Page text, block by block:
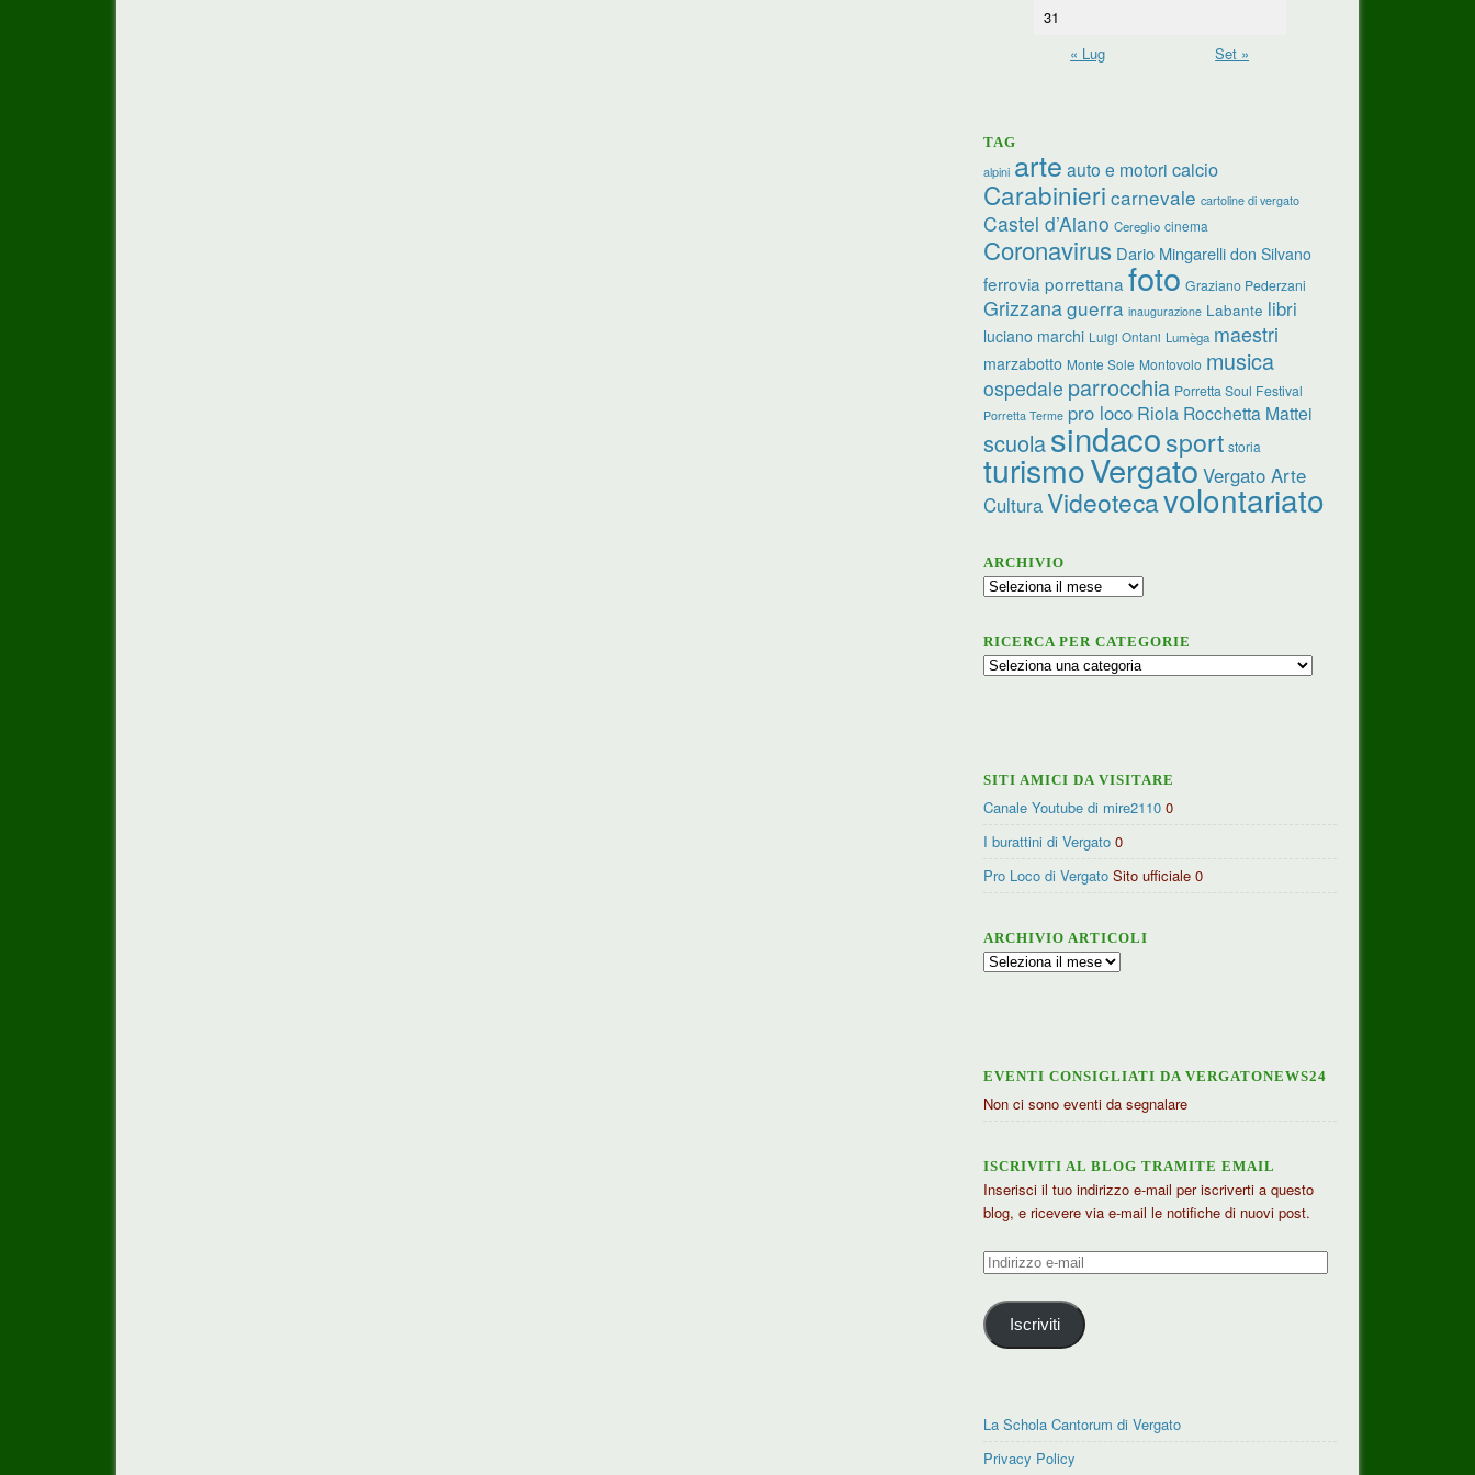
31
« Lug
Set »
TAG
alpini arte auto e motori calcio
Carabinieri carnevale cartoline di vergato
Castel d’Aiano Cereglio cinema
Coronavirus Dario Mingarelli don Silvano
ferrovia porrettana foto Graziano Pederzani
Grizzanaguerra inaugurazione Labante libri
luciano marchi Luigi Ontani Lumèga maestri
marzabotto Monte Sole Montovolo musica
ospedale parrocchia Porretta Soul Festival
Porretta Terme pro loco Riola Rocchetta Mattei
scuolasindacosport storia
turismoVergato Vergato Arte
CulturaVideotecavolontariato
ARCHIVIO
Archivio
RICERCA PER CATEGORIE
Ricerca
SITI AMICI DA VISITARE
Canale Youtube di mire2110 0
I burattini di Vergato 0
Pro Loco di Vergato Sito ufficiale 0
ARCHIVIO ARTICOLI
Archivio
EVENTI CONSIGLIATI DA VERGATONEWS24
Non ci sono eventi da segnalare
ISCRIVITI AL BLOG TRAMITE EMAIL
Inserisci il tuo indirizzo e-mail per iscriverti a questo
blog, e ricevere via e-mail le notifiche di nuovi post.
Indirizzo
mail
Iscriviti
La Schola Cantorum di Vergato
Privacy Policy